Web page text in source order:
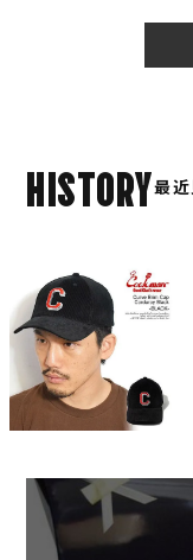
HISTORY最近